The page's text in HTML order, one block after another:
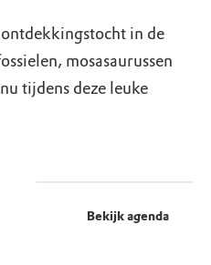
in de
mosasaurussen
tijdens deze leuke
Bekijk agenda